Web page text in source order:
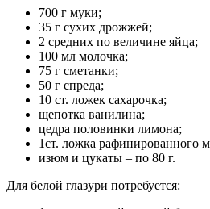
700 г муки;
35 г сухих дрожжей;
2 средних по величине яйца;
100 мл молочка;
75 г сметанки;
50 г спреда;
10 ст. ложек сахарочка;
щепотка ванилина;
цедра половинки лимона;
1ст. ложка рафинированного
изюм и цукаты – по 80 г.
Для белой глазури потребуется: